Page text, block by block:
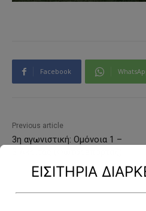
Facebook
Previous article
3η αγωνιστική: Ομόνοια 1 –
ΕΙΣΙΤΗΡΙΑ